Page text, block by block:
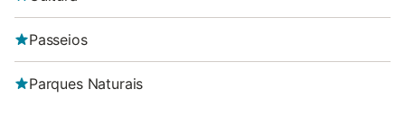
Passeios
Parques Naturais